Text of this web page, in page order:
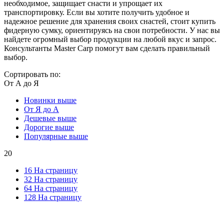
необходимое, защищает снасти и упрощает их
транспортировку. Если вы хотите получить удобное и
надежное решение для хранения своих снастей, стоит купить
фидерную сумку, ориентируясь на свои потребности. У нас вы
найдете огромный выбор продукции на любой вкус и запрос.
Консультанты Master Carp помогут вам сделать правильный
выбор.
Сортировать по:
От А до Я
Новинки выше
От Я до А
Дешевые выше
Дорогие выше
Популярные выше
20
16 На страницу
32 На страницу
64 На страницу
128 На страницу